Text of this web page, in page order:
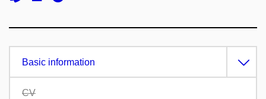
Basic information
CV